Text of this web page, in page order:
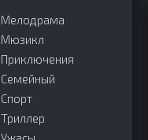
Мелодрама
Мюзикл
Приключения
Семейный
Cпорт
Триллер